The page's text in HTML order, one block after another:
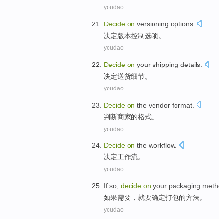
youdao
Decide on versioning options
决定版本控制选项。
youdao
Decide on your shipping details
决定送货细节。
youdao
Decide on the vendor format
判断商家的格式。
youdao
Decide on the workflow.
决定工作流。
youdao
If so decide on your packaging
如果需要 ，就要确定打包的方法。
youdao